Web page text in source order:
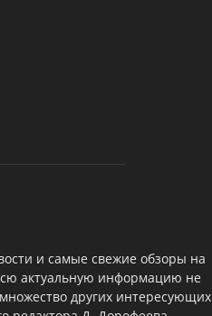
и самые свежие обзоры на
актуальную информацию не
других интересующих